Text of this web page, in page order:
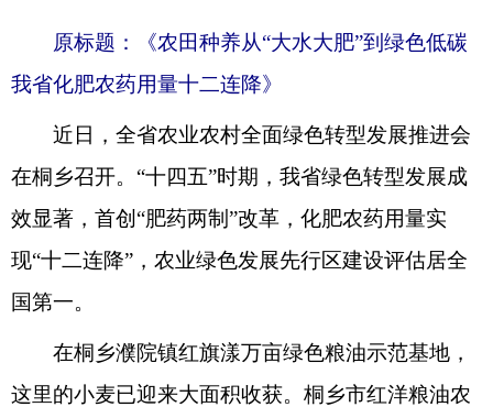
原标题：《农田种养从“大水大肥”到绿色低碳
我省化肥农药用量十二连降》
近日，全省农业农村全面绿色转型发展推进会
在桐乡召开。“十四五”时期，我省绿色转型发展成
效显著，首创“肥药两制”改革，化肥农药用量实
现“十二连降”，农业绿色发展先行区建设评估居全
国第一。
在桐乡濮院镇红旗漾万亩绿色粮油示范基地，
这里的小麦已迎来大面积收获。桐乡市红洋粮油农